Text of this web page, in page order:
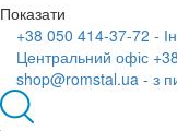
Показати
+38 050 414-37-72 -
Центральний офіс
shop@romstal.ua - з